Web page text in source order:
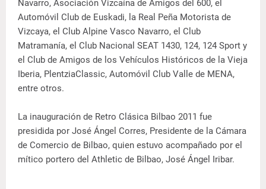
Navarro, Asociación Vizcaína de Amigos del 600, el
Automóvil Club de Euskadi, la Real Peña Motorista de
Vizcaya, el Club Alpine Vasco Navarro, el Club
Matramanía, el Club Nacional SEAT 1430, 124, 124 Sport y
el Club de Amigos de los Vehículos Históricos de la Vieja
Iberia, PlentziaClassic, Automóvil Club Valle de MENA,
entre otros.
La inauguración de Retro Clásica Bilbao 2011 fue
presidida por José Ángel Corres, Presidente de la Cámara
de Comercio de Bilbao, quien estuvo acompañado por el
mítico portero del Athletic de Bilbao, José Ángel Iribar.